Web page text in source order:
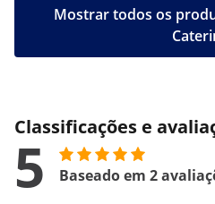
Mostrar todos os
Classificações e
5 Baseado em 2